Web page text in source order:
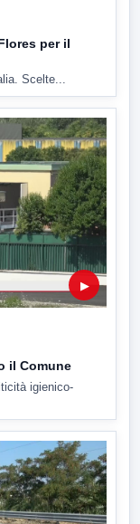
per il
Scelte...
▶
il Comune
igienico-